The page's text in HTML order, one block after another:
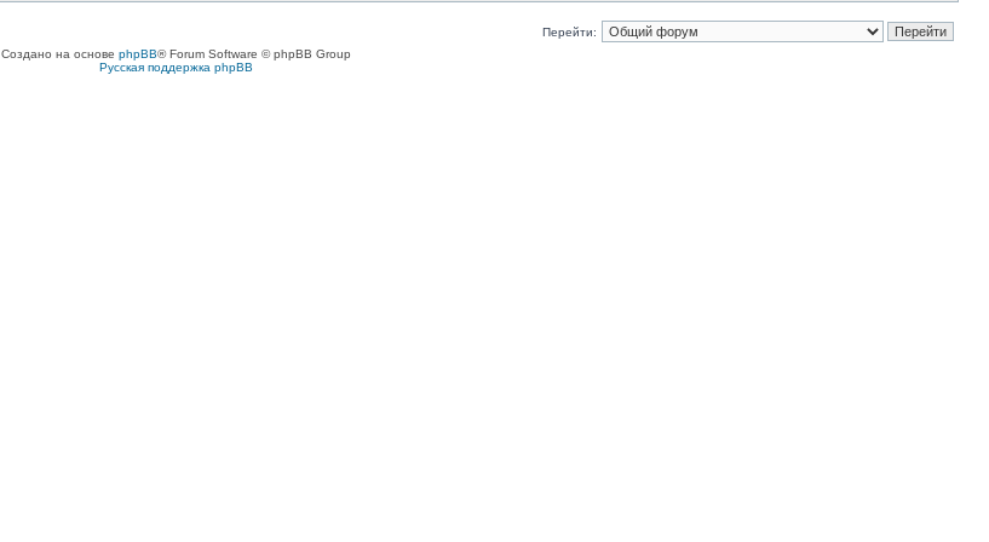
Перейти:
Создано на основе phpBB® Forum Software © phpBB Group
Русская поддержка phpBB